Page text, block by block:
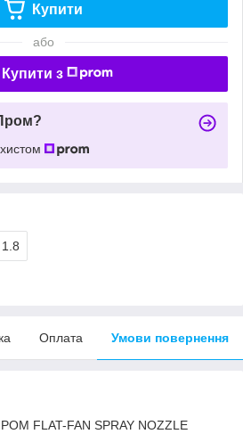
Купити
або
Купити з
1.8
Оплата Умови повернення
FLAT-FAN SPRAY NOZZLE